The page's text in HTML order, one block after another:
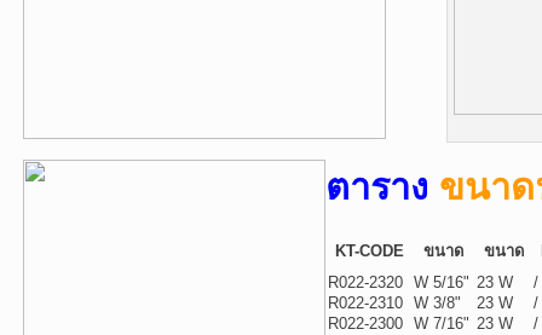
ตาราง ขนาด
KT-CODE ขนาด ขนาด
R022-2320 W 5/16" 23 W
/
R022-2310 W 3/8" 23 W
/
R022-2300 W 7/16" 23 W
/